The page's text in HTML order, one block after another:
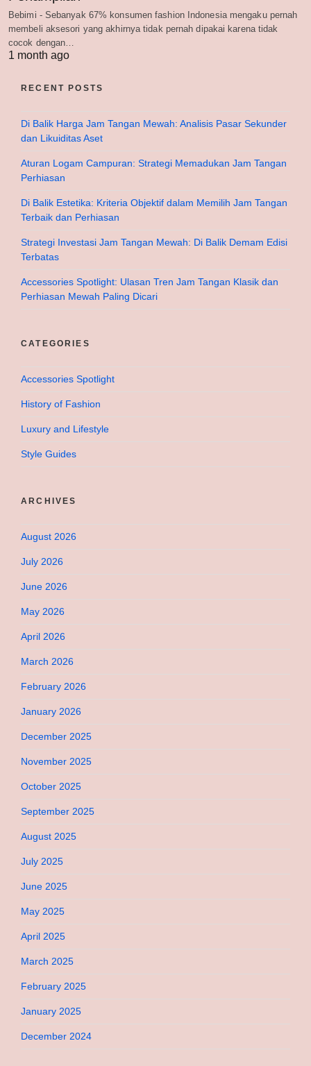
Bebimi - Sebanyak 67% konsumen fashion Indonesia mengaku pernah
membeli aksesori yang akhirnya tidak pernah dipakai karena tidak
cocok dengan…
1 month ago
RECENT POSTS
Di Balik Harga Jam Tangan Mewah: Analisis Pasar Sekunder
dan Likuiditas Aset
Aturan Logam Campuran: Strategi Memadukan Jam Tangan
Perhiasan
Di Balik Estetika: Kriteria Objektif dalam Memilih Jam Tangan
Terbaik dan Perhiasan
Strategi Investasi Jam Tangan Mewah: Di Balik Demam Edisi
Terbatas
Accessories Spotlight: Ulasan Tren Jam Tangan Klasik dan
Perhiasan Mewah Paling Dicari
CATEGORIES
Accessories Spotlight
History of Fashion
Luxury and Lifestyle
Style Guides
ARCHIVES
August 2026
July 2026
June 2026
May 2026
April 2026
March 2026
February 2026
January 2026
December 2025
November 2025
October 2025
September 2025
August 2025
July 2025
June 2025
May 2025
April 2025
March 2025
February 2025
January 2025
December 2024